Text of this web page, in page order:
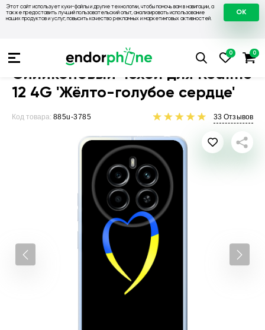
Этот сайт использует куки-файлы и другие технологии, чтобы помочь вам в навигации, а
также предоставить лучший пользовательский опыт, анализировать использование
наших продуктов и услуг, повысить качество рекламных и маркетинговых активностей.
OK
Чехлы на Realme Чехол для Realme
Силиконовый чехол для Realme
12 4G 'Жёлто-голубое сердце'
Код товара: 885u-3785 33 Отзывов